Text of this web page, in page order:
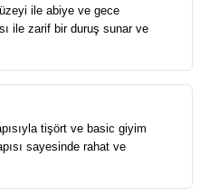
ile abiye ve gece
ile zarif bir duruş sunar ve
tişört ve basic giyim
sayesinde rahat ve